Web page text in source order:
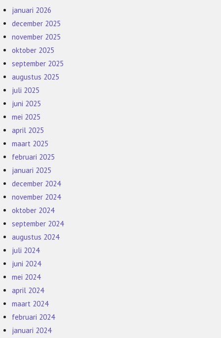
januari 2026
december 2025
november 2025
oktober 2025
september 2025
augustus 2025
juli 2025
juni 2025
mei 2025
april 2025
maart 2025
februari 2025
januari 2025
december 2024
november 2024
oktober 2024
september 2024
augustus 2024
juli 2024
juni 2024
mei 2024
april 2024
maart 2024
februari 2024
januari 2024